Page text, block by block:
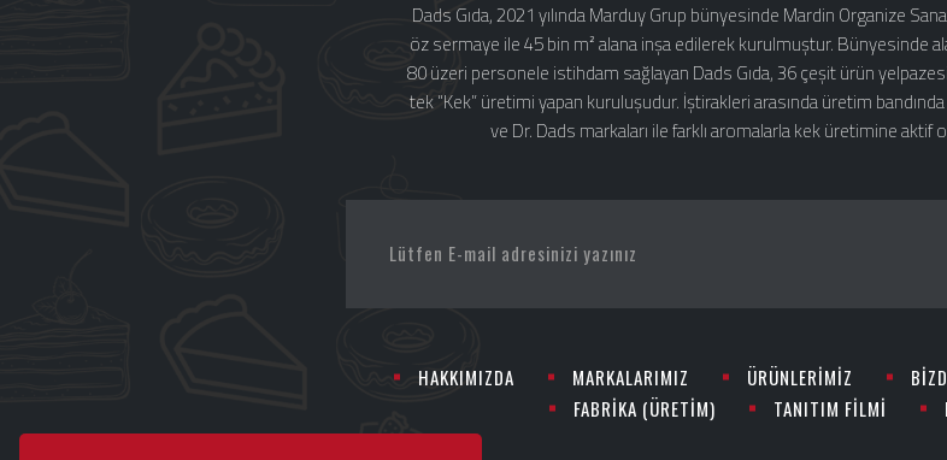
Dads Gıda, 2021 yılında Marduy Grup bünyesinde Mardin Organize
öz sermaye ile 45 bin m² alana inşa edilerek kurulmuştur. Bünyesinde
80 üzeri personele istihdam sağlayan Dads Gıda, 36 çeşit ürün
tek “Kek” üretimi yapan kuruluşudur. İştirakleri arasında üretim
ve Dr. Dads markaları ile farklı aromalarla kek üretimine
HAKKIMIZDA MARKALARIMIZ ÜRÜNLERİMİZ
FABRİKA (ÜRETİM)
TANITIM FİLMİ